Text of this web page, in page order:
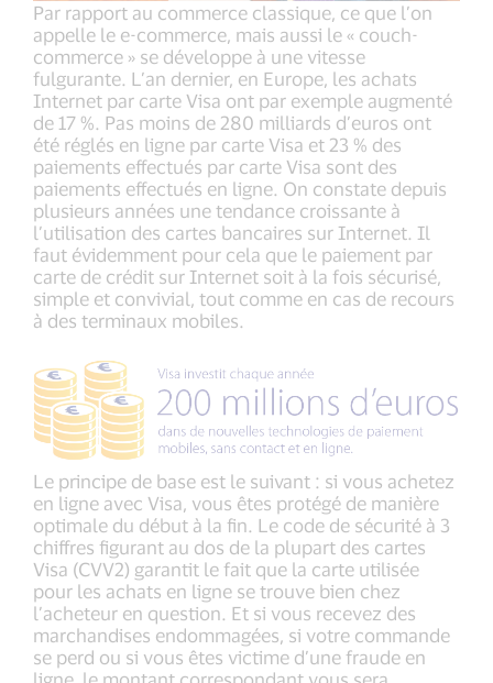
Par rapport au commerce classique, ce que l’on
appelle le e-commerce, mais aussi le « couch-
commerce » se développe à une vitesse
fulgurante. L’an dernier, en Europe, les achats
Internet par carte Visa ont par exemple augmenté
de 17 %. Pas moins de 280 milliards d’euros ont
été réglés en ligne par carte Visa et 23 % des
paiements effectués par carte Visa sont des
paiements effectués en ligne. On constate depuis
plusieurs années une tendance croissante à
l’utilisation des cartes bancaires sur Internet. Il
faut évidemment pour cela que le paiement par
carte de crédit sur Internet soit à la fois sécurisé,
simple et convivial, tout comme en cas de recours
à des terminaux mobiles.
Le principe de base est le suivant : si vous achetez
en ligne avec Visa, vous êtes protégé de manière
optimale du début à la fin. Le code de sécurité à 3
chiffres figurant au dos de la plupart des cartes
Visa (CVV2) garantit le fait que la carte utilisée
pour les achats en ligne se trouve bien chez
l’acheteur en question. Et si vous recevez des
marchandises endommagées, si votre commande
se perd ou si vous êtes victime d’une fraude en